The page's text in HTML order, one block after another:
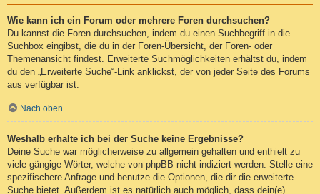
Wie kann ich ein Forum oder mehrere Foren durchsuchen?
Du kannst die Foren durchsuchen, indem du einen Suchbegriff in die
Suchbox eingibst, die du in der Foren-Übersicht, der Foren- oder
Themenansicht findest. Erweiterte Suchmöglichkeiten erhältst du, indem
du den „Erweiterte Suche“-Link anklickst, der von jeder Seite des Forums
aus verfügbar ist.
Nach oben
Weshalb erhalte ich bei der Suche keine Ergebnisse?
Deine Suche war möglicherweise zu allgemein gehalten und enthielt zu
viele gängige Wörter, welche von phpBB nicht indiziert werden. Stelle eine
spezifischere Anfrage und benutze die Optionen, die dir die erweiterte
Suche bietet. Außerdem ist es natürlich auch möglich, dass dein(e)